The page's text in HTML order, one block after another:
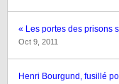
« Les portes des prisons
Oct 9, 2011
Henri Bourgund, fusillé